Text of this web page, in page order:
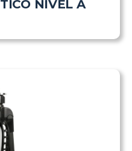
NÍVEL A